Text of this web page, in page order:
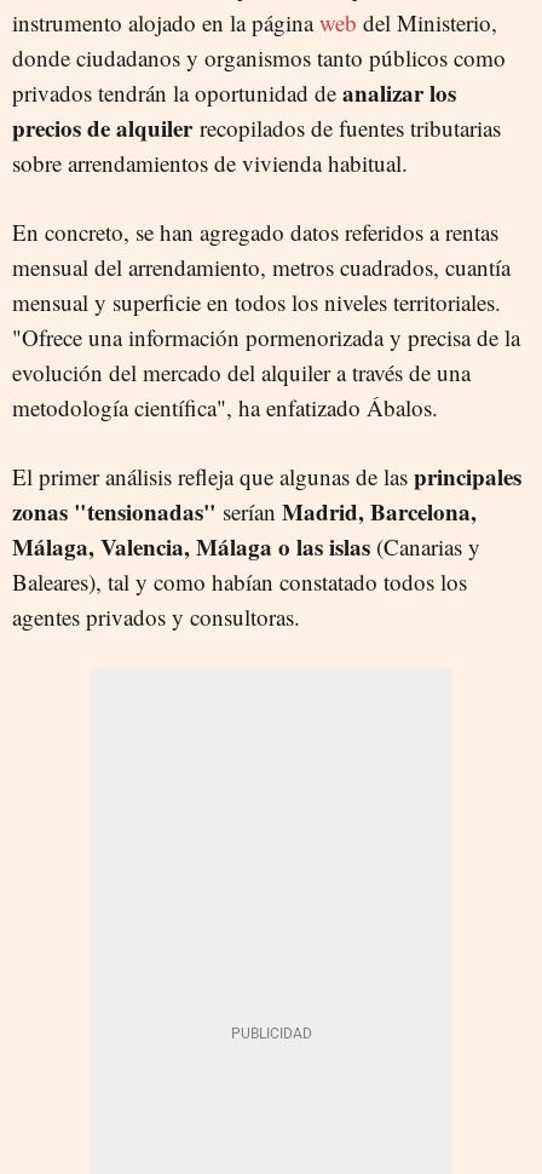
instrumento alojado en la páginaweb del Ministerio,
donde ciudadanos y organismos tanto públicos como
privados tendrán la oportunidad de analizar los
precios de alquilerrecopilados de fuentes tributarias
sobre arrendamientos de vivienda habitual.
En concreto, se han agregado datos referidos a rentas
mensual del arrendamiento, metros cuadrados, cuantía
mensual y superficie en todos los niveles territoriales.
"Ofrece una información pormenorizada y precisa de la
evolución del mercado del alquiler a través de una
metodología científica", ha enfatizado Ábalos.
El primer análisis refleja que algunas de las principales
zonas "tensionadas" serían Madrid, Barcelona,
Málaga, Valencia, Málaga o las islas (Canarias y
Baleares), tal y como habían constatado todos los
agentes privados y consultoras.